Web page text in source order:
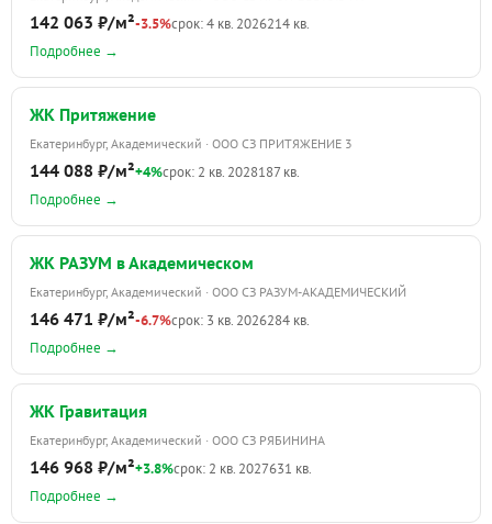
142 063 ₽/м²-3.5%срок: 4 кв. 2026214 кв.
Подробнее →
ЖК Притяжение
Екатеринбург, Академический · ООО СЗ ПРИТЯЖЕНИЕ 3
144 088 ₽/м²+4%срок: 2 кв. 2028187 кв.
Подробнее →
ЖК РАЗУМ в Академическом
Екатеринбург, Академический · ООО СЗ РАЗУМ-АКАДЕМИЧЕСКИЙ
146 471 ₽/м²-6.7%срок: 3 кв. 2026284 кв.
Подробнее →
ЖК Гравитация
Екатеринбург, Академический · ООО СЗ РЯБИНИНА
146 968 ₽/м²+3.8%срок: 2 кв. 2027631 кв.
Подробнее →